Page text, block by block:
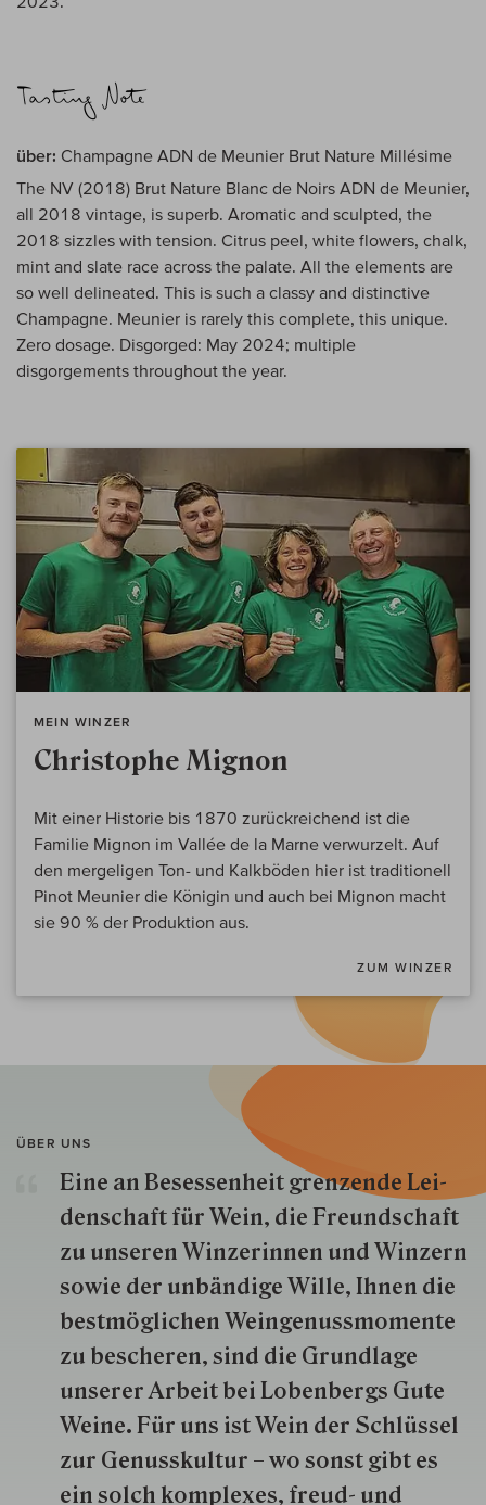
über: Champagne ADN de Meunier Brut Nature Millésime
The NV (2018) Brut Nature Blanc de Noirs ADN de Meunier,
all 2018 vintage, is superb. Aromatic and sculpted, the
2018 sizzles with tension. Citrus peel, white flowers, chalk,
mint and slate race across the palate. All the elements are
so well delineated. This is such a classy and distinctive
Champagne. Meunier is rarely this complete, this unique.
Zero dosage. Disgorged: May 2024; multiple
disgorgements throughout the year.
MEIN WINZER
Christophe Mignon
Mit einer Historie bis 1870 zurückreichend ist die
Familie Mignon im Vallée de la Marne verwurzelt. Auf
den mergeligen Ton- und Kalkböden hier ist traditionell
Pinot Meunier die Königin und auch bei Mignon macht
sie 90 % der Produktion aus.
ZUM WINZER
ÜBER UNS
Eine an Besessenheit gren­zende Lei­
den­schaft für Wein, die Freund­schaft
zu unseren Win­zer­innen und Win­zern
so­wie der un­bän­dige Wille, Ihnen die
best­mög­lich­en Wein­genuss­momente
zu besche­ren, sind die Grund­lage
unserer Arbeit bei Lobenbergs Gute
Weine. Für uns ist Wein der Schlüs­sel
zur Genuss­kultur – wo sonst gibt es
ein solch kom­plexes, freud- und